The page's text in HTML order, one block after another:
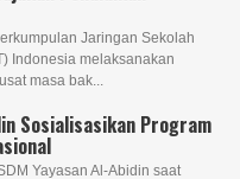
Jaringan Sekolah
Indonesia melaksanakan
masa bak...
Sosialisasikan Program
Yayasan Al-Abidin saat